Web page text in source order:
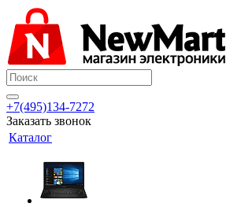
+7(495)134-7272
Заказать звонок
Каталог